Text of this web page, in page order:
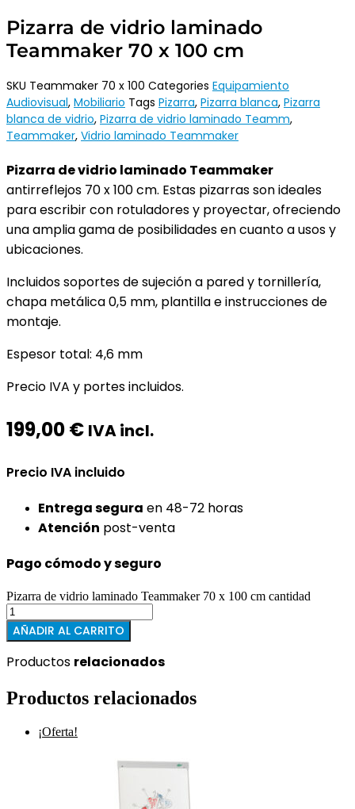
Pizarra de vidrio laminado
Teammaker 70 x 100 cm
SKU Teammaker 70 x 100 Categories Equipamiento
Audiovisual, Mobiliario Tags Pizarra, Pizarra blanca, Pizarra
blanca de vidrio, Pizarra de vidrio laminado Teamm,
Teammaker, Vidrio laminado Teammaker
Pizarra de vidrio laminado Teammaker
antirreflejos 70 x 100 cm. Estas pizarras son ideales
para escribir con rotuladores y proyectar, ofreciendo
una amplia gama de posibilidades en cuanto a usos y
ubicaciones.
Incluidos soportes de sujeción a pared y tornillería,
chapa metálica 0,5 mm, plantilla e instrucciones de
montaje.
Espesor total: 4,6 mm
Precio IVA y portes incluidos.
199,00€ IVA incl.
Precio IVA incluido
Entrega segura en 48-72 horas
Atención post-venta
Pago cómodo y seguro
Pizarra de vidrio laminado Teammaker 70 x 100 cm cantidad
AÑADIR AL CARRITO
Productos relacionados
Productos relacionados
¡Oferta!